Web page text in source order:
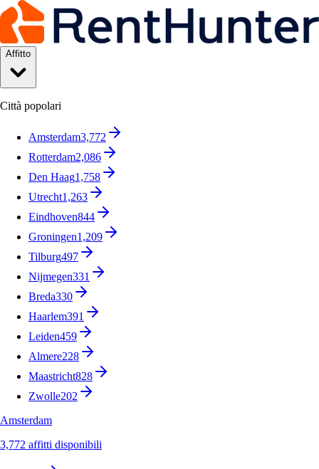
Affitto
Città popolari
Amsterdam3,772
Rotterdam2,086
Den Haag1,758
Utrecht1,263
Eindhoven844
Groningen1,209
Tilburg497
Nijmegen331
Breda330
Haarlem391
Leiden459
Almere228
Maastricht828
Zwolle202
Amsterdam
3,772 affitti disponibili